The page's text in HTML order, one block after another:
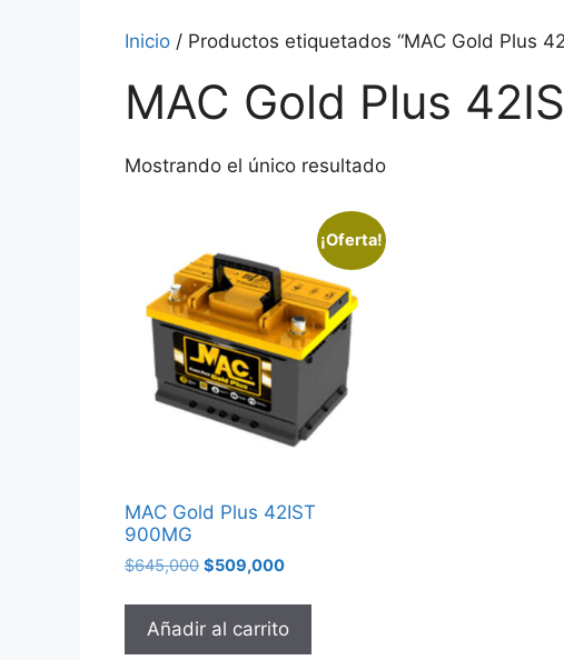
Inicio / Productos etiquetados “MAC Gold Plus
MAC Gold Plus
Mostrando el único resultado
¡Oferta!
MAC Gold Plus 42IST
900MG
$645,000 $509,000
Añadir al carrito